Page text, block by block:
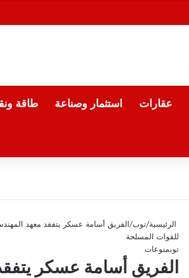
عقارات استثمار وصناعة طاقة
الرئيسية/توب/الفريق أسامة عسكر يتفقد معهد
للقوات المسلحة
توبمنوعات
الفريق أسامة عسكر